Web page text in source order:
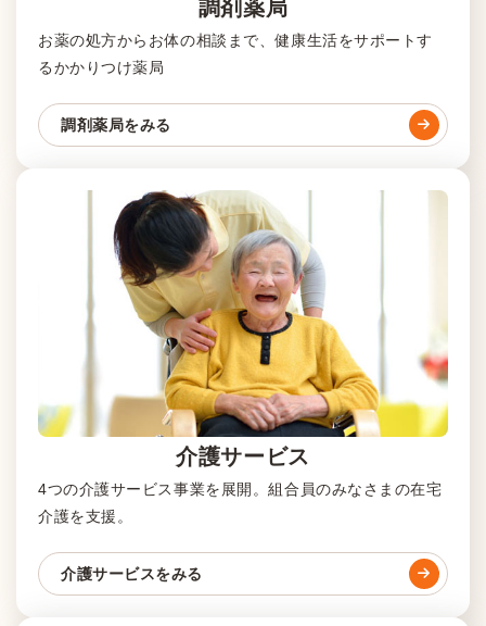
調剤薬局
お薬の処方からお体の相談まで、健康生活をサポートす
るかかりつけ薬局
調剤薬局をみる
介護サービス
4つの介護サービス事業を展開。組合員のみなさまの在宅
介護を支援。
介護サービスをみる